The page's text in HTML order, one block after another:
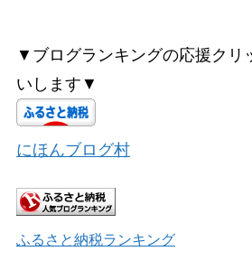
▼ブログランキングの応援クリ
いします▼
にほんブログ村
ふるさと納税ランキング